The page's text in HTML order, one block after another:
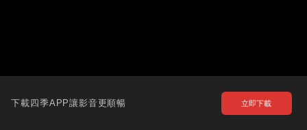
下載四季APP讓影音更順暢 立即下載